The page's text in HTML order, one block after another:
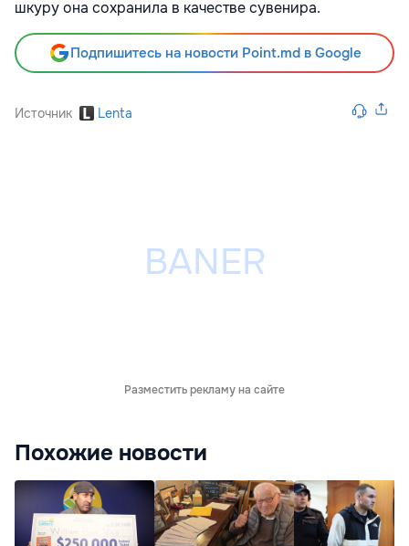
шкуру она сохранила в качестве сувенира.
Подпишитесь на новости Point.md в Google
Источник Lenta
Разместить рекламу на сайте
Похожие новости